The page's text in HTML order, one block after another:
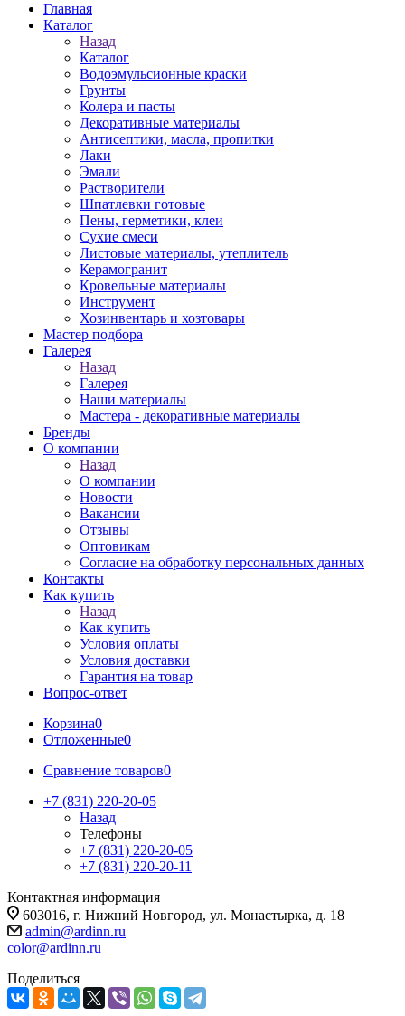
Главная
Каталог
Назад
Каталог
Водоэмульсионные краски
Грунты
Колера и пасты
Декоративные материалы
Антисептики, масла, пропитки
Лаки
Эмали
Растворители
Шпатлевки готовые
Пены, герметики, клеи
Сухие смеси
Листовые материалы, утеплитель
Керамогранит
Кровельные материалы
Инструмент
Хозинвентарь и хозтовары
Мастер подбора
Галерея
Назад
Галерея
Наши материалы
Мастера - декоративные материалы
Бренды
О компании
Назад
О компании
Новости
Вакансии
Отзывы
Оптовикам
Cогласие на обработку персональных данных
Контакты
Как купить
Назад
Как купить
Условия оплаты
Условия доставки
Гарантия на товар
Вопрос-ответ
Корзина0
Отложенные0
Сравнение товаров0
+7 (831) 220-20-05
Назад
Телефоны
+7 (831) 220-20-05
+7 (831) 220-20-11
Контактная информация
603016, г. Нижний Новгород, ул. Монастырка, д. 18
admin@ardinn.ru
color@ardinn.ru
Поделиться